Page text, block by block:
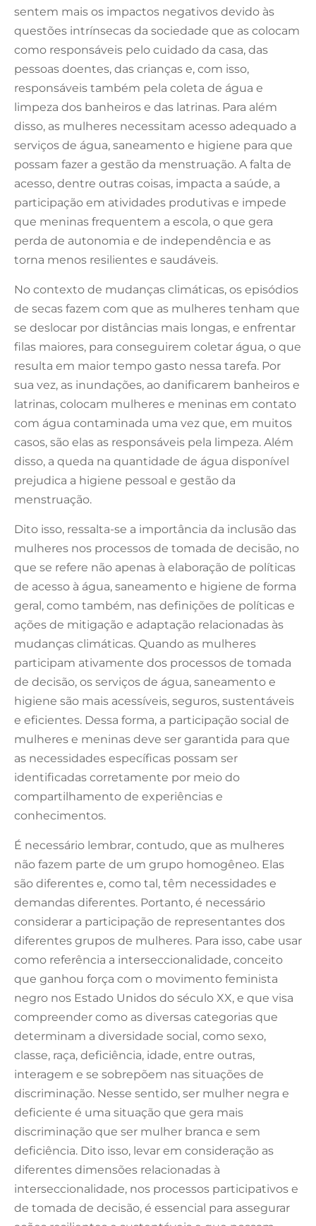
sentem mais os impactos negativos devido às
questões intrínsecas da sociedade que as colocam
como responsáveis pelo cuidado da casa, das
pessoas doentes, das crianças e, com isso,
responsáveis também pela coleta de água e
limpeza dos banheiros e das latrinas. Para além
disso, as mulheres necessitam acesso adequado a
serviços de água, saneamento e higiene para que
possam fazer a gestão da menstruação. A falta de
acesso, dentre outras coisas, impacta a saúde, a
participação em atividades produtivas e impede
que meninas frequentem a escola, o que gera
perda de autonomia e de independência e as
torna menos resilientes e saudáveis.
No contexto de mudanças climáticas, os episódios
de secas fazem com que as mulheres tenham que
se deslocar por distâncias mais longas, e enfrentar
filas maiores, para conseguirem coletar água, o que
resulta em maior tempo gasto nessa tarefa. Por
sua vez, as inundações, ao danificarem banheiros e
latrinas, colocam mulheres e meninas em contato
com água contaminada uma vez que, em muitos
casos, são elas as responsáveis pela limpeza. Além
disso, a queda na quantidade de água disponível
prejudica a higiene pessoal e gestão da
menstruação.
Dito isso, ressalta-se a importância da inclusão das
mulheres nos processos de tomada de decisão, no
que se refere não apenas à elaboração de políticas
de acesso à água, saneamento e higiene de forma
geral, como também, nas definições de políticas e
ações de mitigação e adaptação relacionadas às
mudanças climáticas. Quando as mulheres
participam ativamente dos processos de tomada
de decisão, os serviços de água, saneamento e
higiene são mais acessíveis, seguros, sustentáveis
e eficientes. Dessa forma, a participação social de
mulheres e meninas deve ser garantida para que
as necessidades específicas possam ser
identificadas corretamente por meio do
compartilhamento de experiências e
conhecimentos.
É necessário lembrar, contudo, que as mulheres
não fazem parte de um grupo homogêneo. Elas
são diferentes e, como tal, têm necessidades e
demandas diferentes. Portanto, é necessário
considerar a participação de representantes dos
diferentes grupos de mulheres. Para isso, cabe usar
como referência a interseccionalidade, conceito
que ganhou força com o movimento feminista
negro nos Estado Unidos do século XX, e que visa
compreender como as diversas categorias que
determinam a diversidade social, como sexo,
classe, raça, deficiência, idade, entre outras,
interagem e se sobrepõem nas situações de
discriminação. Nesse sentido, ser mulher negra e
deficiente é uma situação que gera mais
discriminação que ser mulher branca e sem
deficiência. Dito isso, levar em consideração as
diferentes dimensões relacionadas à
interseccionalidade, nos processos participativos e
de tomada de decisão, é essencial para assegurar